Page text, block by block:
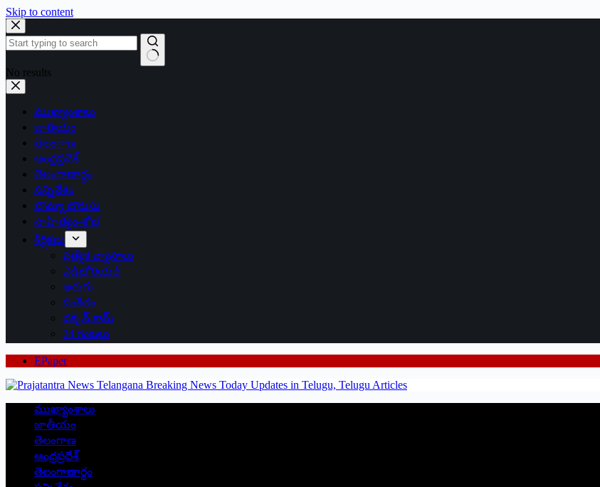
Skip to content
No results
ముఖ్యాంశాలు
జాతీయం
తెలంగాణ
ఆంధ్రప్రదేశ్
తెలంగాణార్థం
సన్నివేశం
బొమ్మా బొరుసు
సాహిత్యం-శోభ
శీర్షికలు
ప్రత్యేక వ్యాసాలు
ఎడిటోరియల్
అరుగు
సంకేతం
దక్కన్.కామ్
24 గంటలు
EPaper
ముఖ్యాంశాలు
జాతీయం
తెలంగాణ
ఆంధ్రప్రదేశ్
తెలంగాణార్థం